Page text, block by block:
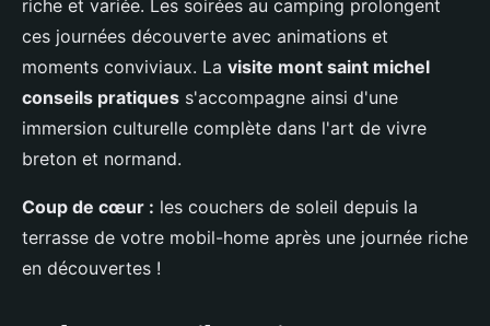
riche et variée. Les soirées au camping prolongent
ces journées découverte avec animations et
moments conviviaux. La visite mont saint michel
conseils pratiques s'accompagne ainsi d'une
immersion culturelle complète dans l'art de vivre
breton et normand.
Coup de cœur : les couchers de soleil depuis la
terrasse de votre mobil-home après une journée riche
en découvertes !